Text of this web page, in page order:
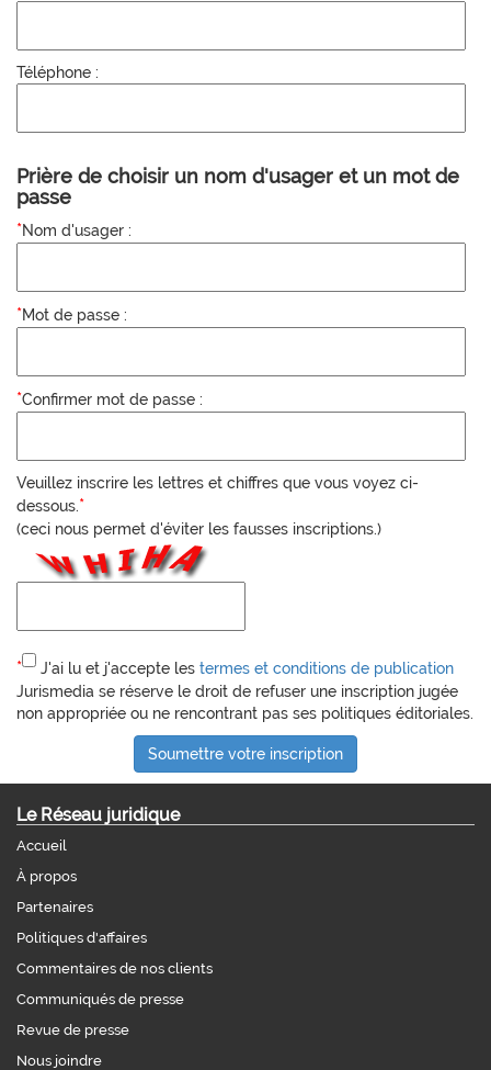
Téléphone :
Prière de choisir un nom d'usager et un mot de
passe
*Nom d'usager :
*Mot de passe :
*Confirmer mot de passe :
Veuillez inscrire les lettres et chiffres que vous voyez ci-
dessous.*
(ceci nous permet d'éviter les fausses inscriptions.)
* J'ai lu et j'accepte les termes et conditions de publication
Jurismedia se réserve le droit de refuser une inscription jugée
non appropriée ou ne rencontrant pas ses politiques éditoriales.
Le Réseau juridique
Accueil
À propos
Partenaires
Politiques d'affaires
Commentaires de nos clients
Communiqués de presse
Revue de presse
Nous joindre